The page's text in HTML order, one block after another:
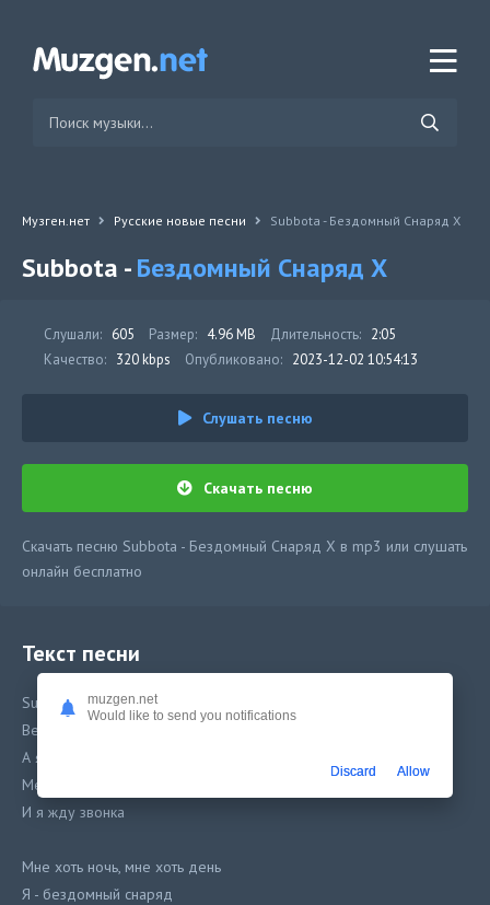
Музген.нет Русские новые песни Subbota - Бездомный Снаряд X
Subbota -Бездомный Снаряд X
Слушали: 605 Размер: 4.96 MB Длительность: 2:05
Качество: 320 kbps Опубликовано: 2023-12-02 10:54:13
Слушать песню
Скачать песню
Скачать песню Subbota - Бездомный Снаряд X в mp3 или слушать
онлайн бесплатно
Текст песни
Subbota - Бездомный Снаряд X
Весна, в городе полно девчат
А я, вижу как костры горят
Меня привезли из далека
И я жду звонка
Мне хоть ночь, мне хоть день
Я - бездомный снаряд
muzgen.net
Would like to send you notifications
Discard Allow